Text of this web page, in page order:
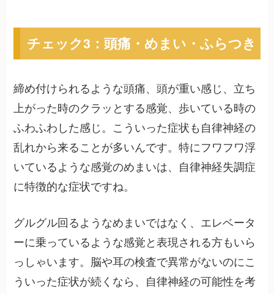
チェック3：頭痛・めまい・ふらつき
締め付けられるような頭痛、頭が重い感じ、立ち
上がった時のクラッとする感覚、歩いている時の
ふわふわした感じ。こういった症状も自律神経の
乱れから来ることが多いんです。特にフワフワ浮
いているような感覚のめまいは、自律神経失調症
に特徴的な症状ですね。
グルグル回るようなめまいではなく、エレベータ
ーに乗っているような感覚と表現される方もいら
っしゃいます。脳や耳の検査で異常がないのにこ
ういった症状が続くなら、自律神経の可能性を考